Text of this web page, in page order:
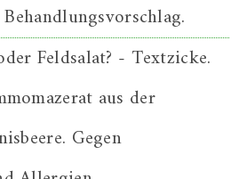
Feldsalat? - Textzicke.
aus der
Gegen